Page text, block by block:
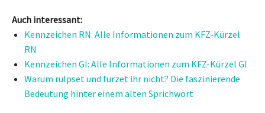
Auch interessant:
Kennzeichen RN: Alle Informationen zum KFZ-Kürzel
RN
Kennzeichen GI: Alle Informationen zum KFZ-Kürzel GI
Warum rülpset und furzet ihr nicht? Die faszinierende
Bedeutung hinter einem alten Sprichwort